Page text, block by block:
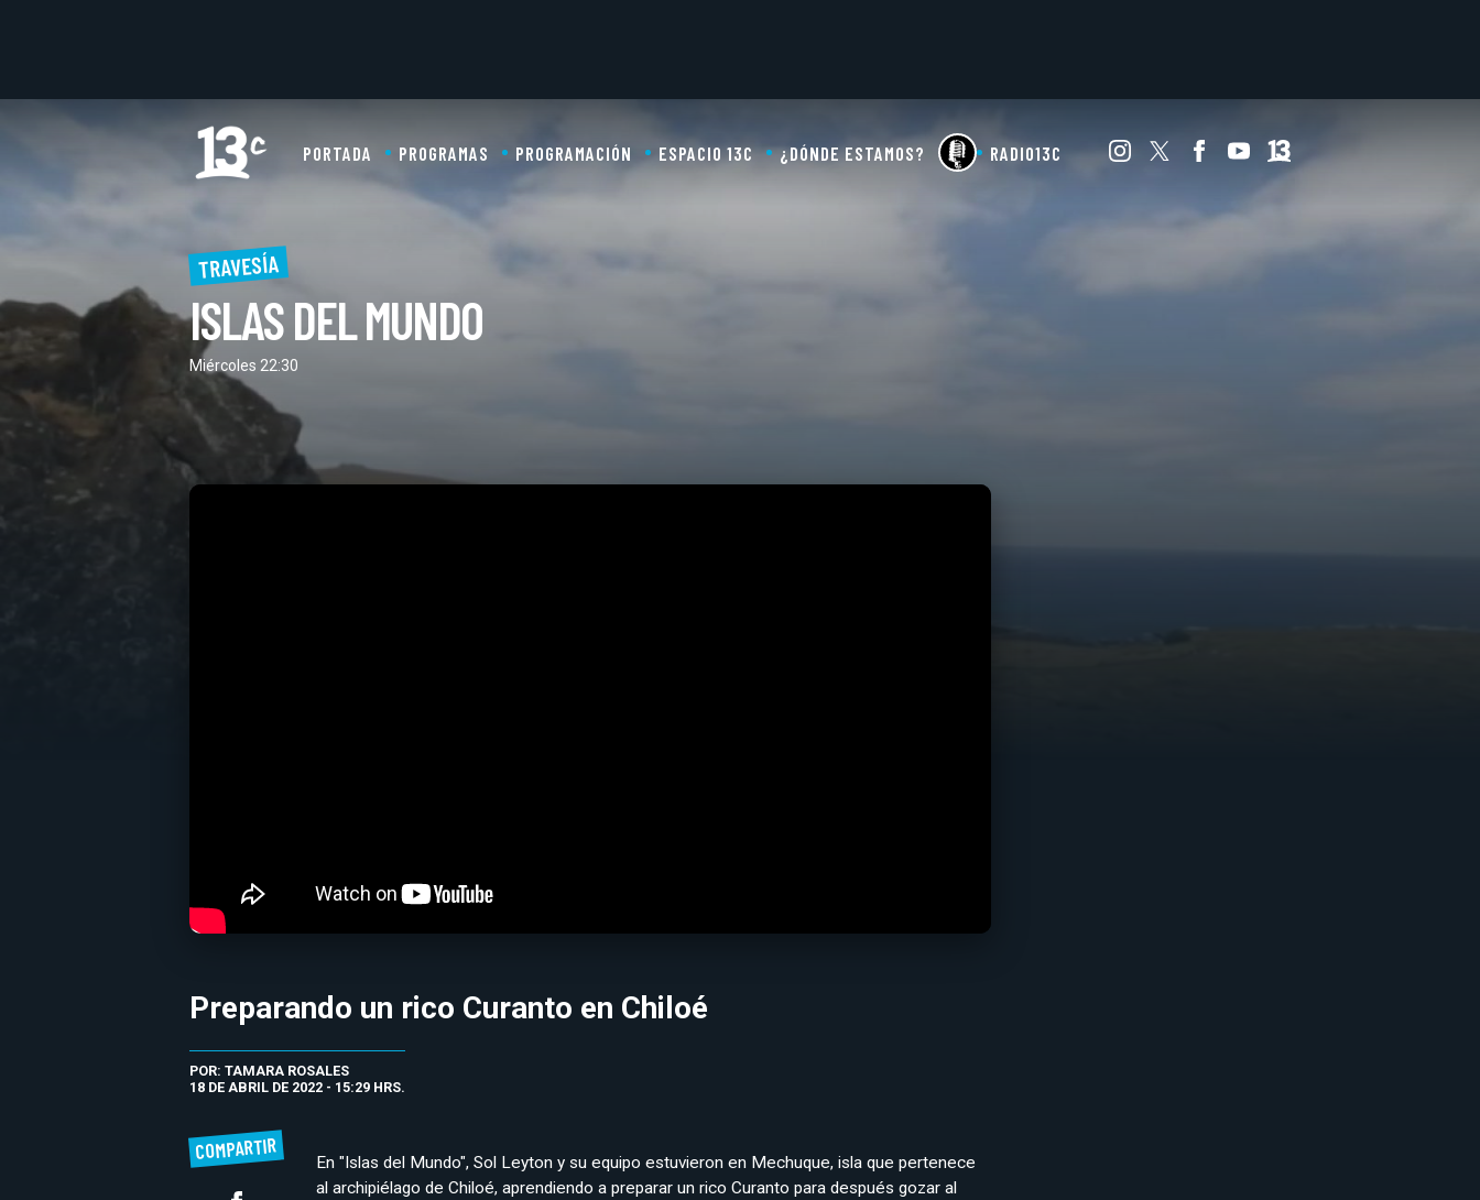
PORTADA PROGRAMAS PROGRAMACIÓN ESPACIO 13C ¿DÓNDE ESTAMOS? RADIO13C
TRAVESÍA
ISLAS DEL MUNDO
Miércoles 22:30
Preparando un rico Curanto en Chiloé
POR: TAMARA ROSALES
18 DE ABRIL DE 2022 - 15:29 HRS.
COMPARTIR
En "Islas del Mundo", Sol Leyton y su equipo estuvieron en Mechuque, isla que pertenece
al archipiélago de Chiloé, aprendiendo a preparar un rico Curanto para después gozar al